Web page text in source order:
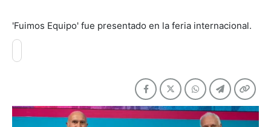
'Fuimos Equipo' fue presentado en la feria internacional.